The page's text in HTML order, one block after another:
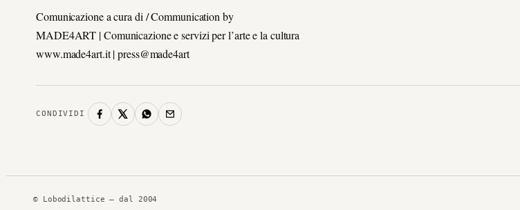
Comunicazione a cura di / Communication by
MADE4ART | Comunicazione e servizi per l’arte e la cultura
www.made4art.it | press@made4art
CONDIVIDI
© Lobodilattice — dal 2004